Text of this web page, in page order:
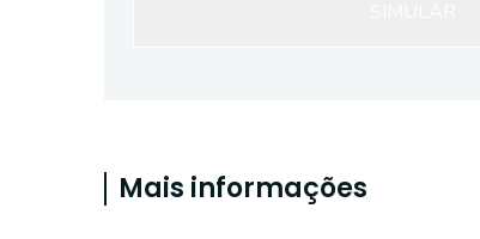
Mais informações